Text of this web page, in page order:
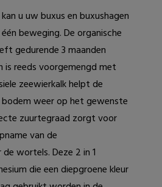
u uw buxus en buxushagen
beweging. De organische
gedurende 3 maanden
is reeds voorgemengd met
zeewierkalk helpt de
weer op het gewenste
zuurtegraad zorgt voor
van de
wortels. Deze 2 in 1
die een diepgroene kleur